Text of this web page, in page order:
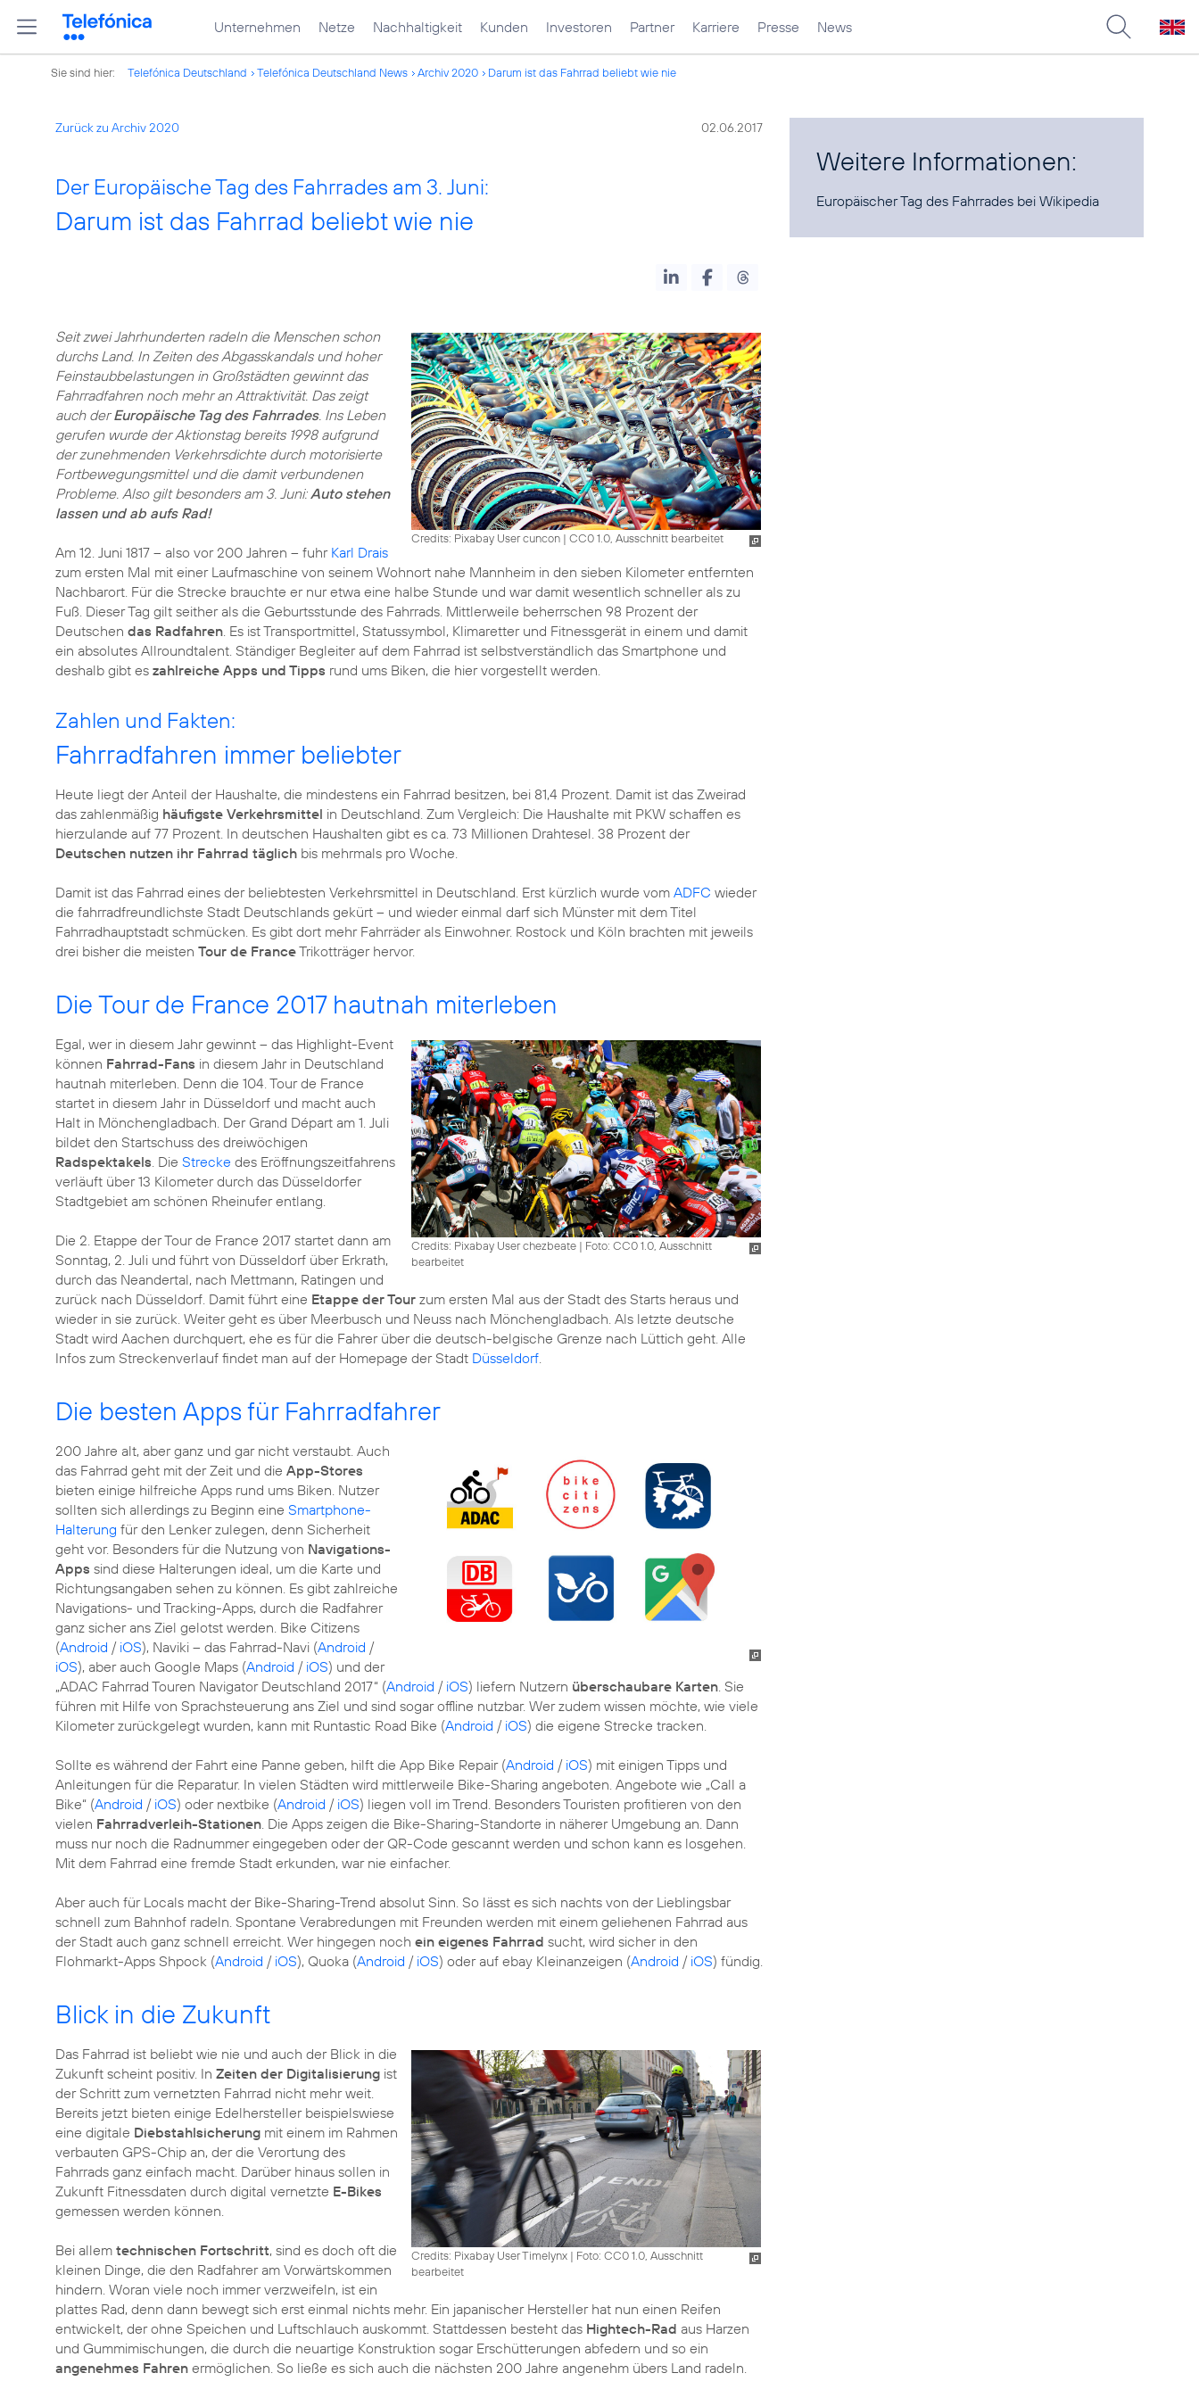
Unternehmen Netze Nachhaltigkeit Kunden Investoren Partner Karriere Presse News
Sie sind hier: Telefónica Deutschland Telefónica Deutschland News Archiv 2020 Darum ist das Fahrrad beliebt wie nie
Zurück zu Archiv 2020 02.06.2017
Der Europäische Tag des Fahrrades am 3. Juni:
Darum ist das Fahrrad beliebt wie nie
Credits: Pixabay User cuncon| CC0 1.0, Ausschnitt bearbeitet
Seit zwei Jahrhunderten radeln die Menschen schon
durchs Land. In Zeiten des Abgasskandals und hoher
Feinstaubbelastungen in Großstädten gewinnt das
Fahrradfahren noch mehr an Attraktivität. Das zeigt
auch derEuropäische Tag des Fahrrades. Ins Leben
gerufen wurde der Aktionstag bereits 1998 aufgrund
der zunehmenden Verkehrsdichte durch motorisierte
Fortbewegungsmittel und die damit verbundenen
Probleme. Also gilt besonders am 3. Juni:Auto stehen
lassen und ab aufs Rad!
Am 12. Juni 1817 – also vor 200 Jahren – fuhr Karl Drais
zum ersten Mal mit einer Laufmaschine von seinem Wohnort nahe Mannheim in den sieben Kilometer entfernten
Nachbarort. Für die Strecke brauchte er nur etwa eine halbe Stunde und war damit wesentlich schneller als zu
Fuß. Dieser Tag gilt seither als die Geburtsstunde des Fahrrads. Mittlerweile beherrschen 98 Prozent der
Deutschen das Radfahren. Es ist Transportmittel, Statussymbol, Klimaretter und Fitnessgerät in einem und damit
ein absolutes Allroundtalent. Ständiger Begleiter auf dem Fahrrad ist selbstverständlich das Smartphone und
deshalb gibt es zahlreiche Apps und Tipps rund ums Biken, die hier vorgestellt werden.
Zahlen und Fakten:
Fahrradfahren immer beliebter
Heute liegt der Anteil der Haushalte, die mindestens ein Fahrrad besitzen, bei 81,4 Prozent. Damit ist das Zweirad
das zahlenmäßig häufigste Verkehrsmittel in Deutschland. Zum Vergleich: Die Haushalte mit PKW schaffen es
hierzulande auf 77 Prozent. In deutschen Haushalten gibt es ca. 73 Millionen Drahtesel. 38 Prozent der
Deutschen nutzen ihr Fahrrad täglich bis mehrmals pro Woche.
Damit ist das Fahrrad eines der beliebtesten Verkehrsmittel in Deutschland. Erst kürzlich wurde vom ADFC wieder
die fahrradfreundlichste Stadt Deutschlands gekürt – und wieder einmal darf sich Münster mit dem Titel
Fahrradhauptstadt schmücken. Es gibt dort mehr Fahrräder als Einwohner. Rostock und Köln brachten mit jeweils
drei bisher die meisten Tour de FranceTrikotträger hervor.
Die Tour de France 2017 hautnah miterleben
Credits: Pixabay User chezbeate| Foto: CC0 1.0, Ausschnitt
bearbeitet
Egal, wer in diesem Jahr gewinnt – das Highlight-Event
können Fahrrad-Fans in diesem Jahr in Deutschland
hautnah miterleben. Denn die 104. Tour de France
startet in diesem Jahr in Düsseldorf und macht auch
Halt in Mönchengladbach. Der Grand Départ am 1. Juli
bildet den Startschuss des dreiwöchigen
Radspektakels. Die Strecke des Eröffnungszeitfahrens
verläuft über 13 Kilometer durch das Düsseldorfer
Stadtgebiet am schönen Rheinufer entlang.
Die 2. Etappe der Tour de France 2017 startet dann am
Sonntag, 2. Juli und führt von Düsseldorf über Erkrath,
durch das Neandertal, nach Mettmann, Ratingen und
zurück nach Düsseldorf. Damit führt eine Etappe der Tour zum ersten Mal aus der Stadt des Starts heraus und
wieder in sie zurück. Weiter geht es über Meerbusch und Neuss nach Mönchengladbach. Als letzte deutsche
Stadt wird Aachen durchquert, ehe es für die Fahrer über die deutsch-belgische Grenze nach Lüttich geht. Alle
Infos zum Streckenverlauf findet man auf der Homepage der Stadt Düsseldorf.
Die besten Apps für Fahrradfahrer
200 Jahre alt, aber ganz und gar nicht verstaubt. Auch
das Fahrrad geht mit der Zeit und die App-Stores
bieten einige hilfreiche Apps rund ums Biken. Nutzer
sollten sich allerdings zu Beginn eine Smartphone-
Halterung für den Lenker zulegen, denn Sicherheit
geht vor. Besonders für die Nutzung von Navigations-
Apps sind diese Halterungen ideal, um die Karte und
Richtungsangaben sehen zu können. Es gibt zahlreiche
Navigations- und Tracking-Apps, durch die Radfahrer
ganz sicher ans Ziel gelotst werden. Bike Citizens
(Android / iOS), Naviki – das Fahrrad-Navi (Android /
iOS), aber auch Google Maps (Android / iOS) und der
„ADAC Fahrrad Touren Navigator Deutschland 2017“ (Android / iOS) liefern Nutzern überschaubare Karten. Sie
führen mit Hilfe von Sprachsteuerung ans Ziel und sind sogar offline nutzbar. Wer zudem wissen möchte, wie viele
Kilometer zurückgelegt wurden, kann mit Runtastic Road Bike (Android / iOS) die eigene Strecke tracken.
Sollte es während der Fahrt eine Panne geben, hilft die App Bike Repair (Android / iOS) mit einigen Tipps und
Anleitungen für die Reparatur. In vielen Städten wird mittlerweile Bike-Sharing angeboten. Angebote wie „Call a
Bike“ (Android / iOS) oder nextbike (Android / iOS) liegen voll im Trend. Besonders Touristen profitieren von den
vielen Fahrradverleih-Stationen. Die Apps zeigen die Bike-Sharing-Standorte in näherer Umgebung an. Dann
muss nur noch die Radnummer eingegeben oder der QR-Code gescannt werden und schon kann es losgehen.
Mit dem Fahrrad eine fremde Stadt erkunden, war nie einfacher.
Aber auch für Locals macht der Bike-Sharing-Trend absolut Sinn. So lässt es sich nachts von der Lieblingsbar
schnell zum Bahnhof radeln. Spontane Verabredungen mit Freunden werden mit einem geliehenen Fahrrad aus
der Stadt auch ganz schnell erreicht. Wer hingegen noch ein eigenes Fahrrad sucht, wird sicher in den
Flohmarkt-Apps Shpock (Android / iOS), Quoka (Android / iOS) oder auf ebay Kleinanzeigen (Android / iOS) fündig.
Blick in die Zukunft
Credits: Pixabay User Timelynx| Foto: CC0 1.0, Ausschnitt
bearbeitet
Das Fahrrad ist beliebt wie nie und auch der Blick in die
Zukunft scheint positiv. In Zeiten der Digitalisierung ist
der Schritt zum vernetzten Fahrrad nicht mehr weit.
Bereits jetzt bieten einige Edelhersteller beispielswiese
eine digitale Diebstahlsicherung mit einem im Rahmen
verbauten GPS-Chip an, der die Verortung des
Fahrrads ganz einfach macht. Darüber hinaus sollen in
Zukunft Fitnessdaten durch digital vernetzte E-Bikes
gemessen werden können.
Bei allem technischen Fortschritt, sind es doch oft die
kleinen Dinge, die den Radfahrer am Vorwärtskommen
hindern. Woran viele noch immer verzweifeln, ist ein
plattes Rad, denn dann bewegt sich erst einmal nichts mehr. Ein japanischer Hersteller hat nun einen Reifen
entwickelt, der ohne Speichen und Luftschlauch auskommt. Stattdessen besteht das Hightech-Rad aus Harzen
und Gummimischungen, die durch die neuartige Konstruktion sogar Erschütterungen abfedern und so ein
angenehmes Fahren ermöglichen. So ließe es sich auch die nächsten 200 Jahre angenehm übers Land radeln.
Weitere Informationen:
Europäischer Tag des Fahrrades bei Wikipedia